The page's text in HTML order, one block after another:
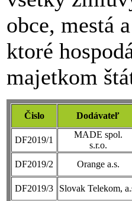
obce, mestá
ktoré
majetkom
Čislo Dodávateľ
DF2019/1
MADE spol.
s.r.o.
DF2019/2 Orange a.s.
DF2019/3 Slovak Telekom,